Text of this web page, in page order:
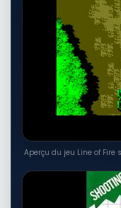
Voir
In
-
In
Aperçu du jeu Line of Fire